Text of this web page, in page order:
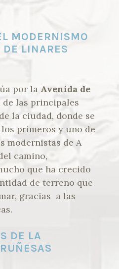
MODERNISMO
LINARES
por la Avenida de
de las principales
la ciudad, donde se
primeros y uno de
modernistas de A
camino,
que ha crecido
de terreno que
gracias a las
DE LA